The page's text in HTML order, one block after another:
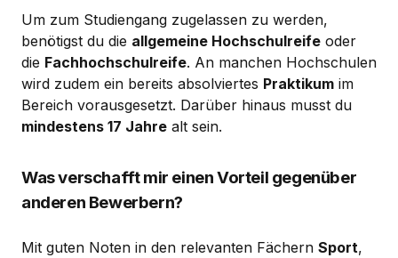
Um zum Studiengang zugelassen zu werden,
benötigst du die allgemeine Hochschulreife oder
die Fachhochschulreife. An manchen Hochschulen
wird zudem ein bereits absolviertes Praktikum im
Bereich vorausgesetzt. Darüber hinaus musst du
mindestens 17 Jahre alt sein.
Was verschafft mir einen Vorteil gegenüber
anderen Bewerbern?
Mit guten Noten in den relevanten Fächern Sport,